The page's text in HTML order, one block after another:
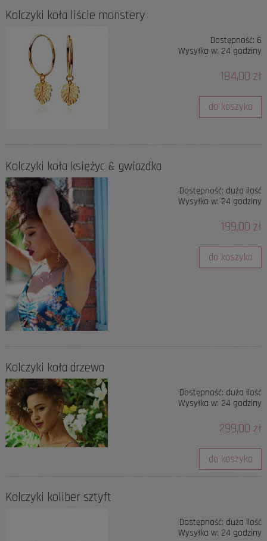
Kolczyki koła liście monstery
Dostępność: 6
Wysyłka w: 24 godziny
184,00 zł
do koszyka
Kolczyki koła księżyc & gwiazdka
Dostępność: duża ilość
Wysyłka w: 24 godziny
199,00 zł
do koszyka
Kolczyki koła drzewa
Dostępność: duża ilość
Wysyłka w: 24 godziny
299,00 zł
do koszyka
Kolczyki koliber sztyft
Dostępność: duża ilość
Wysyłka w: 24 godziny